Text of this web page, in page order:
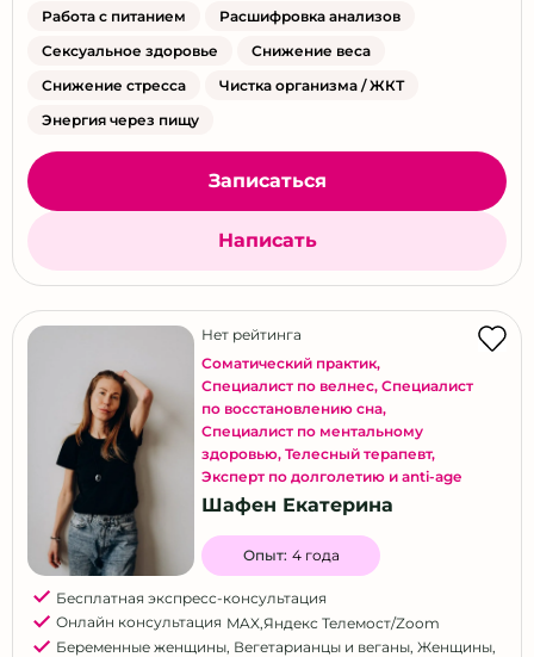
Работа с питанием
Расшифровка анализов
Сексуальное здоровье
Снижение веса
Снижение стресса
Чистка организма / ЖКТ
Энергия через пищу
Записаться
Написать
Нет рейтинга
Соматический практик,
Специалист по велнес, Специалист
по восстановлению сна,
Специалист по ментальному
здоровью, Телесный терапевт,
Эксперт по долголетию и anti-age
Шафен Екатерина
Опыт: 4 года
Бесплатная экспресс-консультация
Онлайн консультация MAX,Яндекс Телемост/Zoom
Беременные женщины, Вегетарианцы и веганы, Женщины,